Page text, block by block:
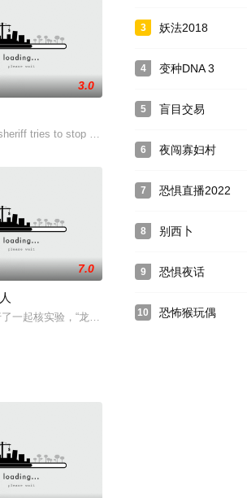
3.0
tries to stop a sh
7.0
一起核实验，“龙神丸二号”可能是此核实验的受害
3 妖法2018
4 变种DNA 3
5 盲目交易
6 夜闯寡妇村
7 恐惧直播2022
8 别西卜
9 恐惧夜话
10 恐怖猴玩偶